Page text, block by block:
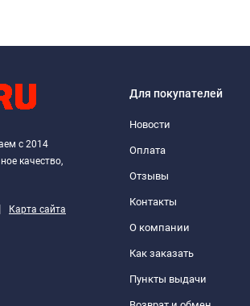
с 2014
качество,
| Карта сайта
Для покупателей
Новости
Оплата
Отзывы
Контакты
О компании
Как заказать
Пункты выдачи